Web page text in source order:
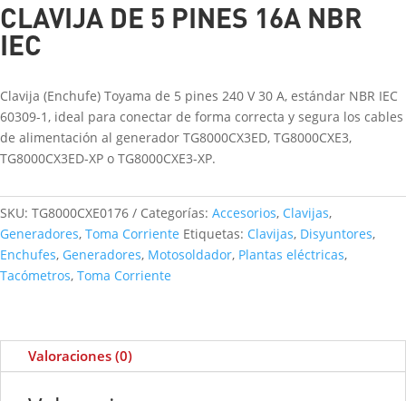
CLAVIJA DE 5 PINES 16A NBR
IEC
Clavija (Enchufe) Toyama de 5 pines 240 V 30 A, estándar NBR IEC
60309-1, ideal para conectar de forma correcta y segura los cables
de alimentación al generador TG8000CX3ED, TG8000CXE3,
TG8000CX3ED-XP o TG8000CXE3-XP.
SKU: TG8000CXE0176 Categorías: Accesorios, Clavijas,
Generadores, Toma Corriente Etiquetas: Clavijas, Disyuntores,
Enchufes, Generadores, Motosoldador, Plantas eléctricas,
Tacómetros, Toma Corriente
Valoraciones (0)